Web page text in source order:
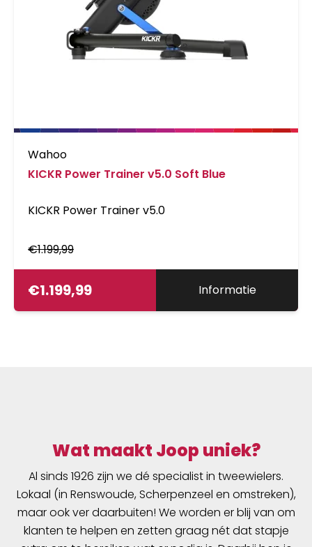
Wahoo
KICKR Power Trainer v5.0 Soft Blue
KICKR Power Trainer v5.0
€1.199,99
€1.199,99 Informatie
Wat maakt Joop uniek?
Al sinds 1926 zijn we dé specialist in tweewielers.
Lokaal (in Renswoude, Scherpenzeel en omstreken),
maar ook ver daarbuiten! We worden er blij van om
klanten te helpen en zetten graag nét dat stapje